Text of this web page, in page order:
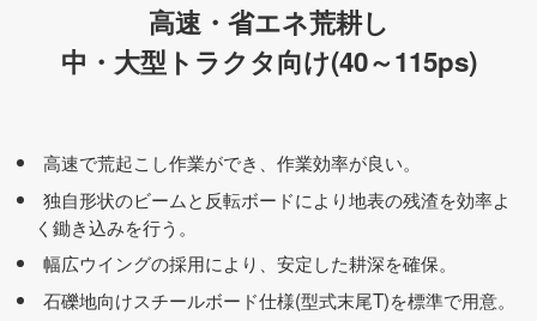
高速・省エネ荒耕し
中・大型トラクタ向け(40～115ps)
高速で荒起こし作業ができ、作業効率が良い。
独自形状のビームと反転ボードにより地表の残渣を効率よ
く鋤き込みを行う。
幅広ウイングの採用により、安定した耕深を確保。
石礫地向けスチールボード仕様(型式末尾T)を標準で用意。